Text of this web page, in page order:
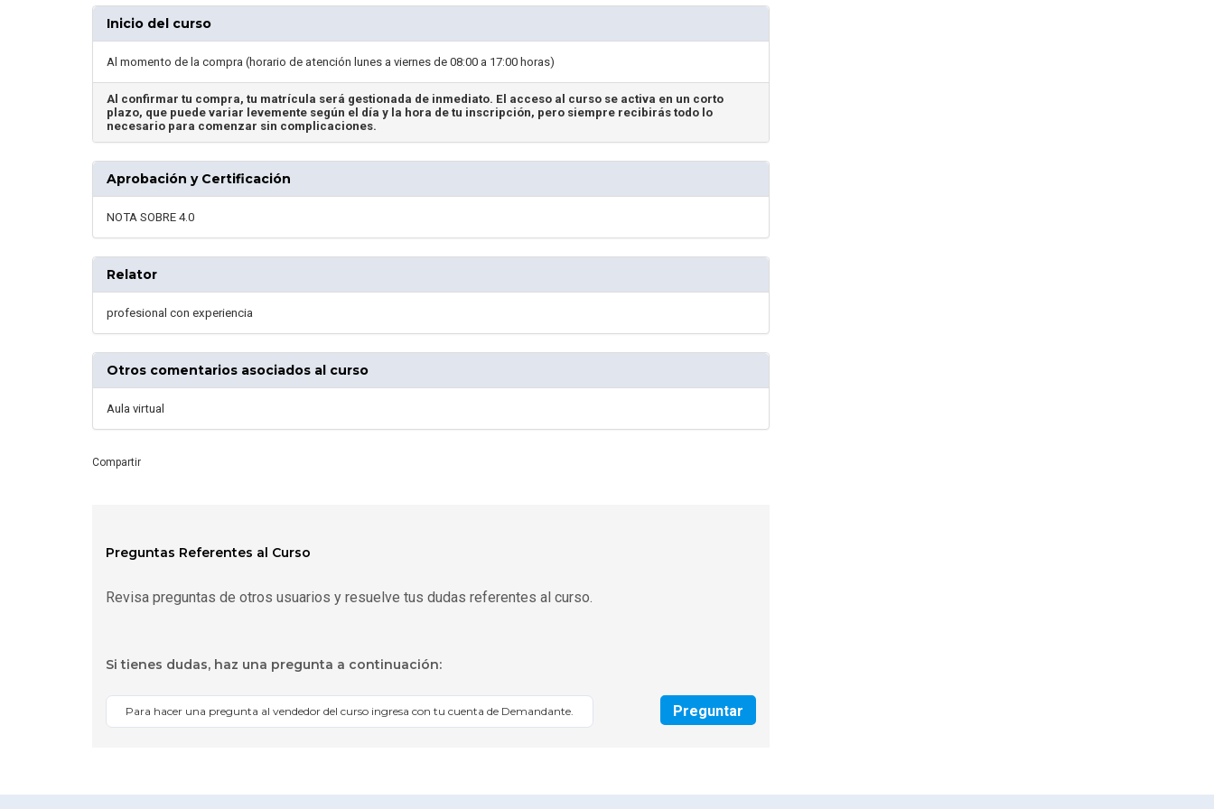
Inicio del curso
Al momento de la compra (horario de atención lunes a viernes de 08:00 a 17:00 horas)
Al confirmar tu compra, tu matrícula será gestionada de inmediato. El acceso al curso se activa en un corto
plazo, que puede variar levemente según el día y la hora de tu inscripción, pero siempre recibirás todo lo
necesario para comenzar sin complicaciones.
Aprobación y Certificación
NOTA SOBRE 4.0
Relator
profesional con experiencia
Otros comentarios asociados al curso
Aula virtual
Compartir
Preguntas Referentes al Curso
Revisa preguntas de otros usuarios y resuelve tus dudas referentes al curso.
Si tienes dudas, haz una pregunta a continuación:
Para hacer una pregunta al vendedor del curso ingresa con tu cuenta de Demandante. Preguntar